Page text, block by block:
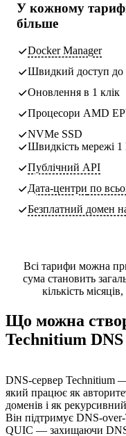
У кожному
більше
Docker Manager
Швидкий доступ до
Оновлення в 1 клік
Процесори AMD
NVMe SSD
Швидкість мережі 1
Публічний API
Дата-центри по
Безплатний домен
Всі тарифи можна
сума становить
кількість
Що можна
Technitium
DNS-сервер Technitium
який працює як
доменів і як
Він підтримує DNS-
QUIC — захищаючи DNS-